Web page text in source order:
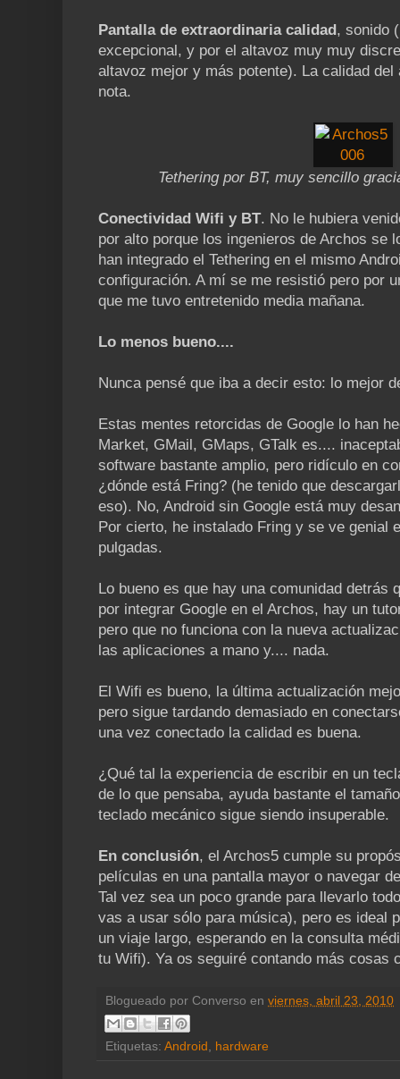
Pantalla de extraordinaria calidad, sonido
excepcional, y por el altavoz muy muy
altavoz mejor y más potente). La calidad
nota.
Tethering por BT, muy sencillo
Conectividad Wifi y BT. No le hubiera
por alto porque los ingenieros de Archos se
han integrado el Tethering en el mismo
configuración. A mí se me resistió pero por
que me tuvo entretenido media mañana.
Lo menos bueno....
Nunca pensé que iba a decir esto: lo mejor
Estas mentes retorcidas de Google lo han
Market, GMail, GMaps, GTalk es....
software bastante amplio, pero ridículo en
¿dónde está Fring? (he tenido que
eso). No, Android sin Google está muy
Por cierto, he instalado Fring y se ve genial
pulgadas.
Lo bueno es que hay una comunidad detrás
por integrar Google en el Archos, hay un
pero que no funciona con la nueva
las aplicaciones a mano y.... nada.
El Wifi es bueno, la última actualización
pero sigue tardando demasiado en
una vez conectado la calidad es buena.
¿Qué tal la experiencia de escribir en un
de lo que pensaba, ayuda bastante el
teclado mecánico sigue siendo insuperable.
En conclusión, el Archos5 cumple su
películas en una pantalla mayor o navegar
Tal vez sea un poco grande para llevarlo
vas a usar sólo para música), pero es ideal
un viaje largo, esperando en la consulta
tu Wifi). Ya os seguiré contando más cosas
Blogueado por Converso en viernes, abril 23, 2010
Etiquetas: Android , hardware